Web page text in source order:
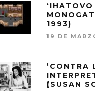
‘IHATOVO
1993)
19 DE
‘CONTRA
(SUSAN